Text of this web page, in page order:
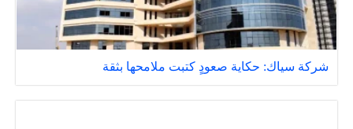
شركة سياك: حكاية صعودٍ كتبت ملامحها بثقة